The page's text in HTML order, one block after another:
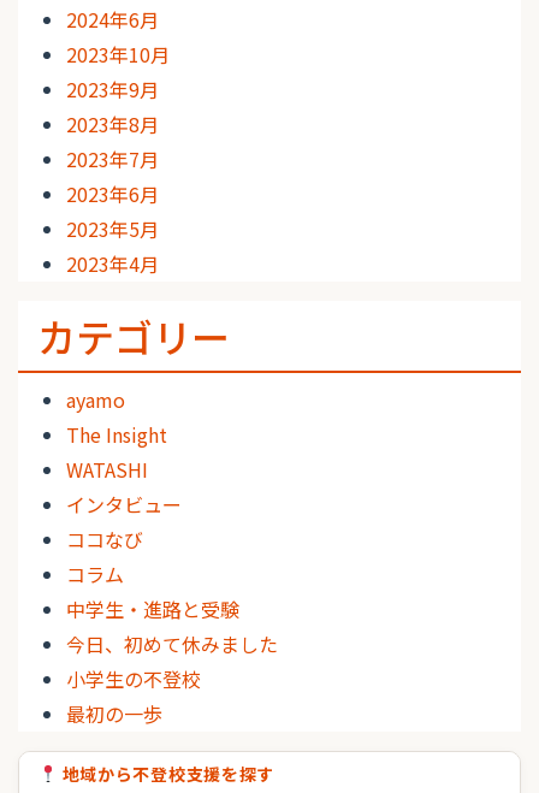
2024年6月
2023年10月
2023年9月
2023年8月
2023年7月
2023年6月
2023年5月
2023年4月
カテゴリー
ayamo
The Insight
WATASHI
インタビュー
ココなび
コラム
中学生・進路と受験
今日、初めて休みました
小学生の不登校
最初の一歩
地域から不登校支援を探す